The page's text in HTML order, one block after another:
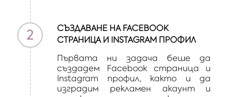
2
СЪЗДАВАНЕ НА FACEBOOK
СТРАНИЦА И INSTAGRAM ПРОФИЛ
Първата ни задача беше да
създадем Facebook страница и
Instagram профил, както и да
изградим рекламен акаунт и